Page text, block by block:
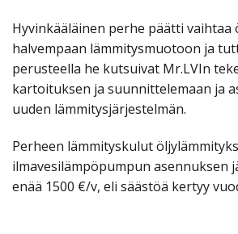
Hyvinkääläinen perhe päätti vaihtaa
halvempaan lämmitysmuotoon ja
perusteella he kutsuivat Mr.LVIn
kartoituksen ja suunnittelemaan ja
uuden lämmitysjärjestelmän.
Perheen lämmityskulut
ilmavesilämpöpumpun asennuksen
enää 1500 €/v, eli säästöä kertyy